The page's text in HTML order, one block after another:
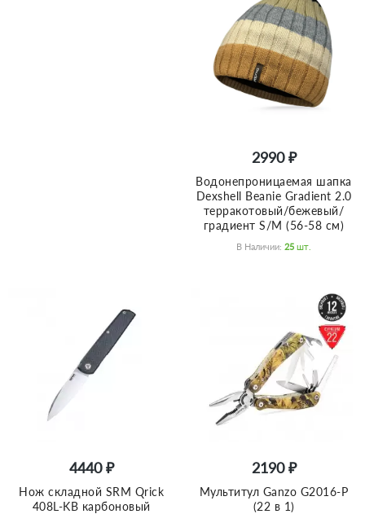
2990 ₽
Водонепроницаемая шапка
Dexshell Beanie Gradient 2.0
терракотовый/бежевый/
градиент S/M (56-58 см)
В Наличии: 25 Шт.
4440 ₽
Нож складной SRM Qrick
408L-KB карбоновый
2190 ₽
Мультитул Ganzo G2016-P
(22 в 1)